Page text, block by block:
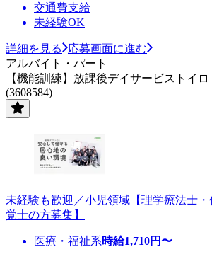
交通費支給
未経験OK
詳細を見る
応募画面に進む
アルバイト・パート
【機能訓練】放課後デイサービストイロ
(3608584)
未経験も歓迎／小児領域【理学療法士
覚士の方募集】
医療・福祉系時給1,710円〜